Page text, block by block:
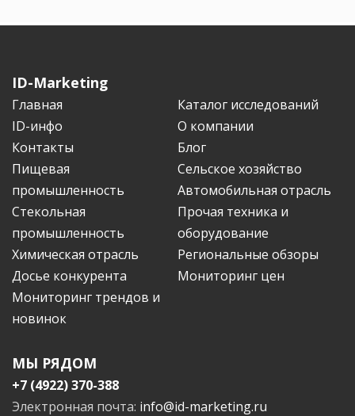
ID-Marketing
Главная
Каталог исследований
ID-инфо
О компании
Контакты
Блог
Пищевая
промышленность
Сельское хозяйство
Автомобильная отрасль
Стекольная
промышленность
Прочая техника и
оборудование
Химическая отрасль
Региональные обзоры
Досье конкурента
Мониторинг цен
Мониторинг трендов и
новинок
МЫ РЯДОМ
+7 (4922) 370-388
Электронная почта: info@id-marketing.ru